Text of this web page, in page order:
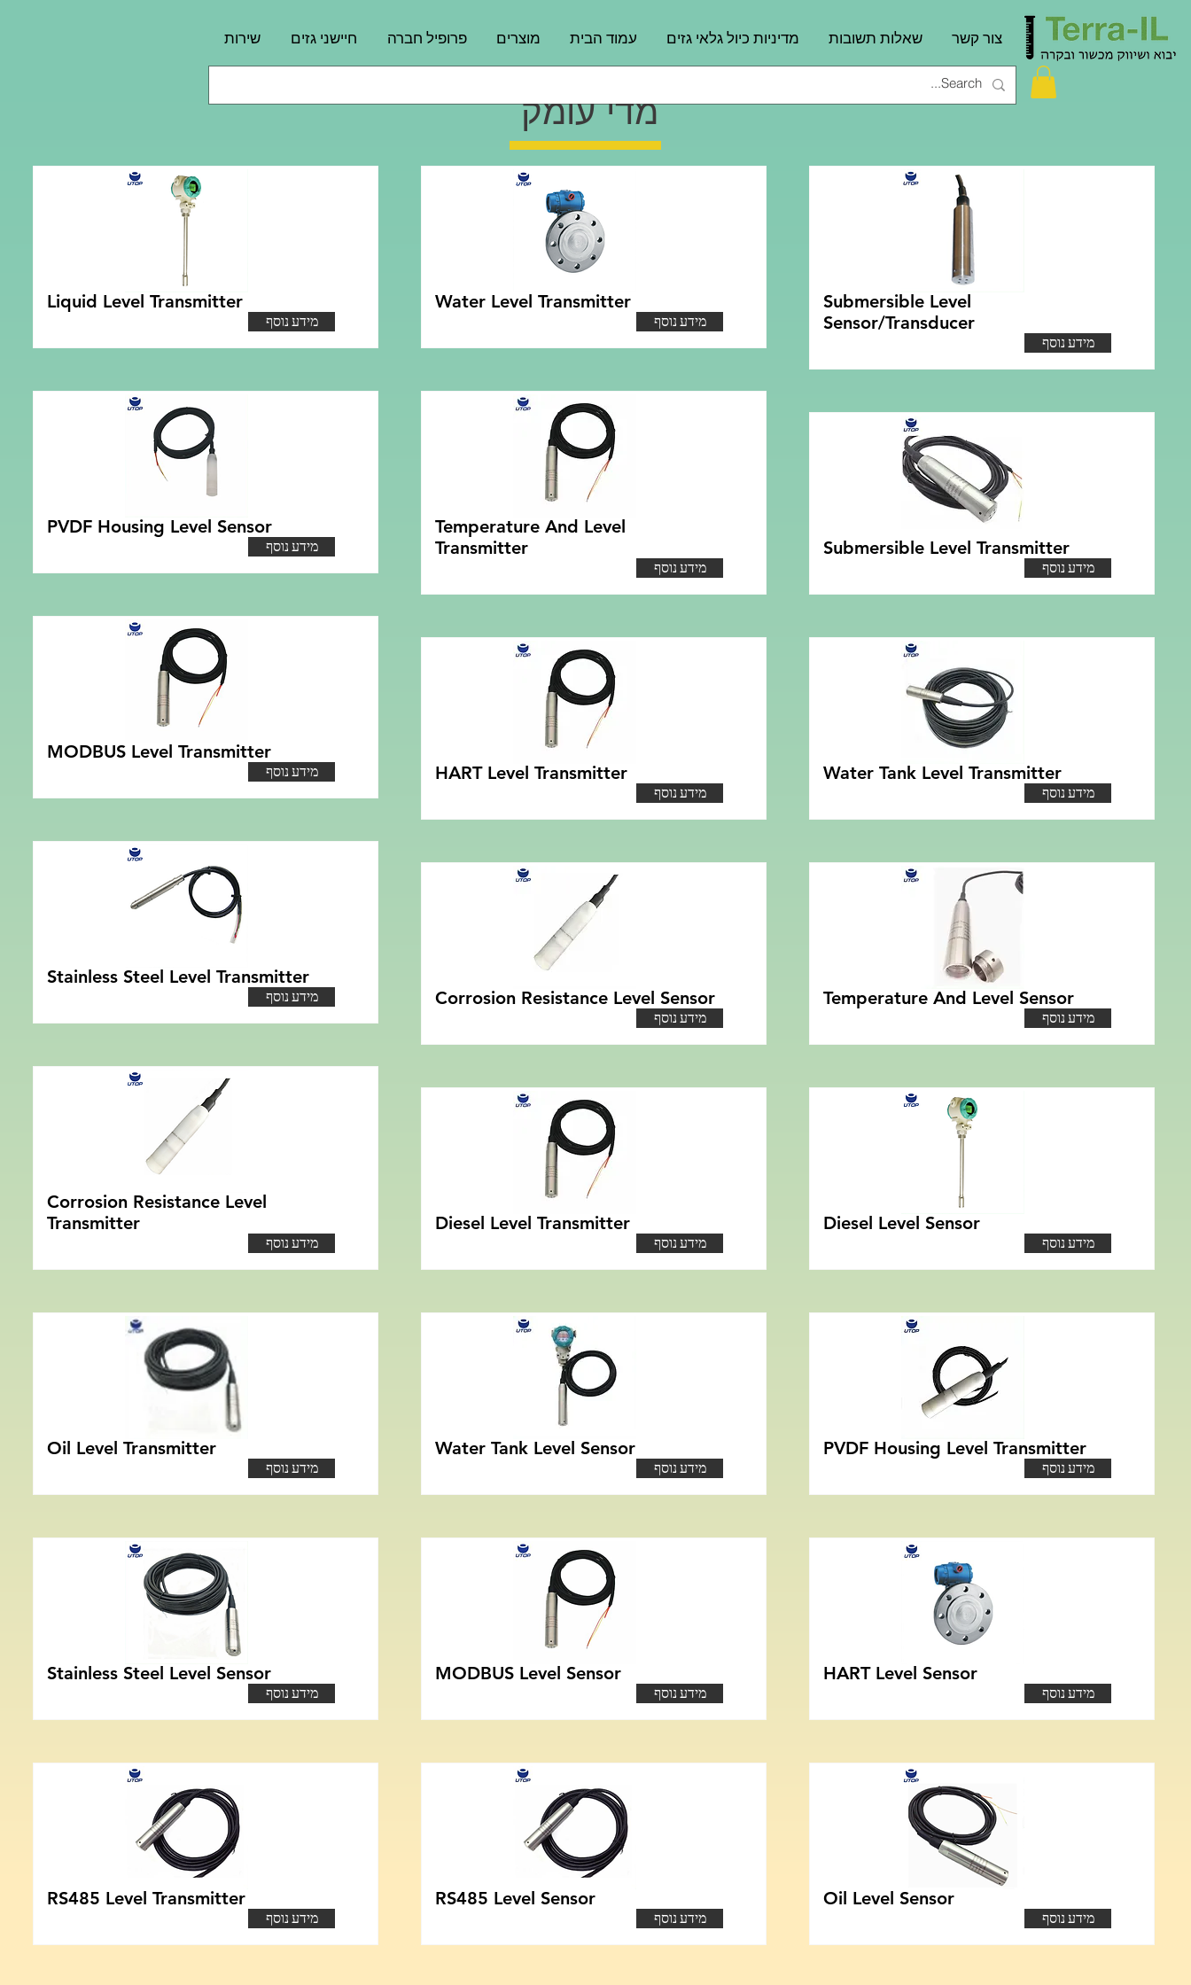
שירות חיישני גזים פרופיל חברה מוצרים עמוד הבית מדיניות כיול גלאי גזים שאלות תשובות צור קשר
מדי עומק
Liquid Level Transmitter
מידע נוסף
PVDF Housing Level Sensor
מידע נוסף
MODBUS Level Transmitter
מידע נוסף
Stainless Steel Level Transmitter
מידע נוסף
Corrosion Resistance Level
Transmitter
מידע נוסף
Oil Level Transmitter
מידע נוסף
Stainless Steel Level Sensor
מידע נוסף
RS485 Level Transmitter
מידע נוסף
Water Level Transmitter
מידע נוסף
Temperature And Level
Transmitter
מידע נוסף
HART Level Transmitter
מידע נוסף
Corrosion Resistance Level Sensor
מידע נוסף
Diesel Level Transmitter
מידע נוסף
Water Tank Level Sensor
מידע נוסף
MODBUS Level Sensor
מידע נוסף
RS485 Level Sensor
מידע נוסף
Submersible Level
Sensor/Transducer
מידע נוסף
Submersible Level Transmitter
מידע נוסף
Water Tank Level Transmitter
מידע נוסף
Temperature And Level Sensor
מידע נוסף
Diesel Level Sensor
מידע נוסף
PVDF Housing Level Transmitter
מידע נוסף
HART Level Sensor
מידע נוסף
Oil Level Sensor
מידע נוסף